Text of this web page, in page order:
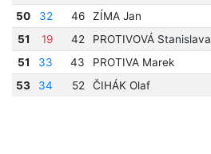
50
32 46 ZÍMA Jan
51
19 42 PROTIVOVÁ Stanislava
51
33 43 PROTIVA Marek
53
34 52 ČIHÁK Olaf